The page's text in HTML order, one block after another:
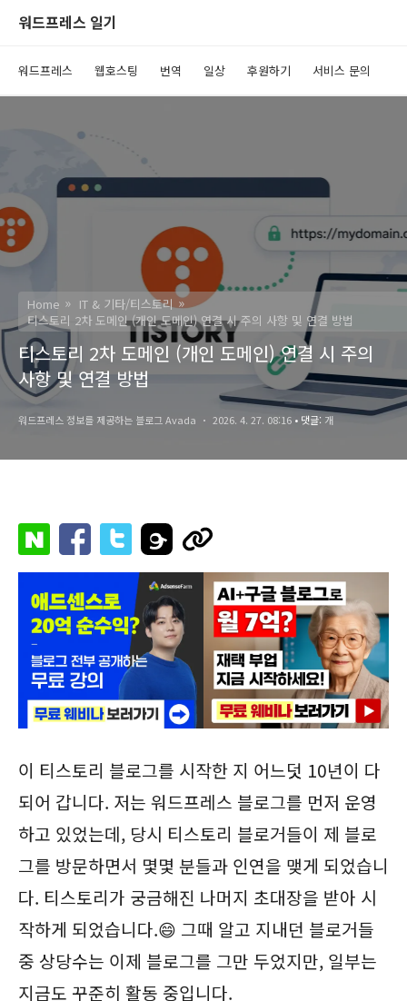
워드프레스 일기
워드프레스 웹호스팅 번역 일상 후원하기 서비스 문의
Home
IT & 기타/티스토리
티스토리 2차 도메인 (개인 도메인) 연결 시 주의 사항 및 연결 방법
티스토리 2차 도메인 (개인 도메인) 연결 시 주의
사항 및 연결 방법
워드프레스 정보를 제공하는 블로그 Avada 2026. 4. 27. 08:16 • 댓글: 개
이 티스토리 블로그를 시작한 지 어느덧 10년이 다
되어 갑니다. 저는 워드프레스 블로그를 먼저 운영
하고 있었는데, 당시 티스토리 블로거들이 제 블로
그를 방문하면서 몇몇 분들과 인연을 맺게 되었습니
다. 티스토리가 궁금해진 나머지 초대장을 받아 시
작하게 되었습니다.😄 그때 알고 지내던 블로거들
중 상당수는 이제 블로그를 그만 두었지만, 일부는
지금도 꾸준히 활동 중입니다.